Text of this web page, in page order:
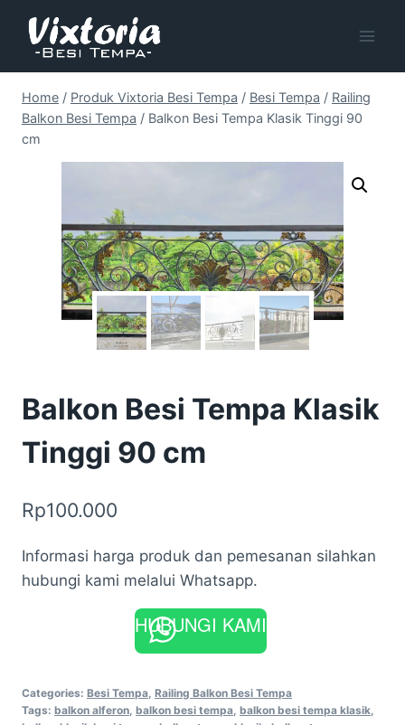
content
Home / Produk Vixtoria Besi Tempa / Besi Tempa / Railing
Balkon Besi Tempa / Balkon Besi Tempa Klasik Tinggi 90
cm
Balkon Besi Tempa Klasik
Tinggi 90 cm
Rp100.000
Informasi harga produk dan pemesanan silahkan
hubungi kami melalui Whatsapp.
HUBUNGI KAMI
Categories: Besi Tempa Railing Balkon Besi Tempa
Tags: balkon alferon balkon besi tempa balkon besi tempa klasik